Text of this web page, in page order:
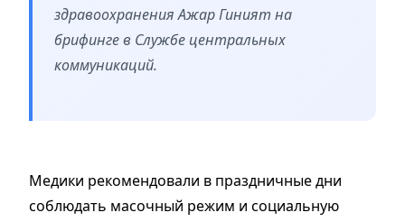
здравоохранения Ажар Гиният на
брифинге в Службе центральных
коммуникаций.
Медики рекомендовали в праздничные дни
соблюдать масочный режим и социальную